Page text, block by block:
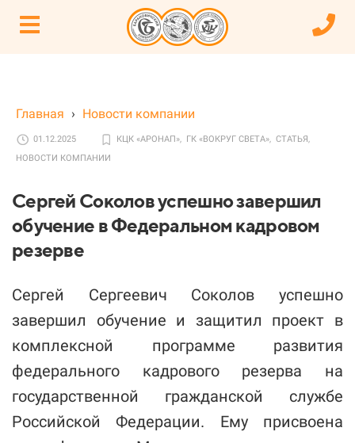
Главная › Новости компании
01.12.2025 КЦК «АРОНАП», ГК «ВОКРУГ СВЕТА», СТАТЬЯ,
НОВОСТИ КОМПАНИИ
Сергей Соколов успешно завершил
обучение в Федеральном кадровом
резерве
Сергей Сергеевич Соколов успешно
завершил обучение и защитил проект в
комплексной программе развития
федерального кадрового резерва на
государственной гражданской службе
Российской Федерации. Ему присвоена